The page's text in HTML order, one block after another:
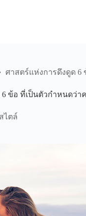
ศาสตร์แห่งการดึงดูด
6 ข้อ ที่เป็นตัวกำหนดว่
ไตล์